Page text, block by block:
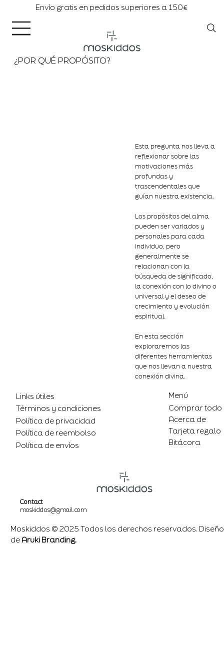
Envío gratis en pedidos superiores a 150€
¿POR QUÉ PROPÓSITO?
Esta pregunta nos lleva a
reflexionar sobre las
motivaciones más
profundas y
trascendentales que
guían nuestra existencia.
Los propósitos del alma
pueden ser variados y
personales para cada
individuo, pero
generalmente se
relacionan con la
búsqueda de significado,
la conexión con lo divino o
universal y el deseo de
crecimiento y evolución
espiritual.
En esta sección
exploraremos las
diferentes herramientas
que nos llevan a nuestra
conexión divina.
Links útiles
Términos y condiciones
Política de privacidad
Política de reembolso
Política de envíos
Menú
Comprar todo
Acerca de
Tarjeta regalo
Bitácora
Contact
moskiddos@gmail.com
Moskiddos © 2025 Todos los derechos reservados. Diseño
de Aruki Branding.